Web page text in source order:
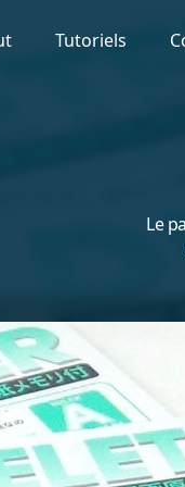
Tutoriels
Le